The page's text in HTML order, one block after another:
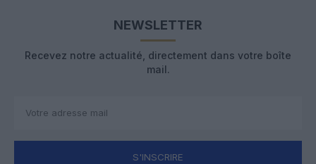
NEWSLETTER
Recevez notre actualité, directement dans votre boîte
mail.
S'INSCRIRE